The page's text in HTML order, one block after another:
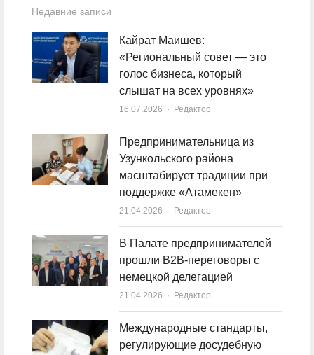
Недавние записи
Кайрат Маишев:
«Региональный совет — это
голос бизнеса, который
слышат на всех уровнях»
16.07.2026 Author
Редактор
Предпринимательница из
Узункольского района
масштабирует традиции при
поддержке «Атамекен»
21.04.2026 Author
Редактор
В Палате предпринимателей
прошли B2B-переговоры с
немецкой делегацией
21.04.2026 Author
Редактор
Международные стандарты,
регулирующие досудебную